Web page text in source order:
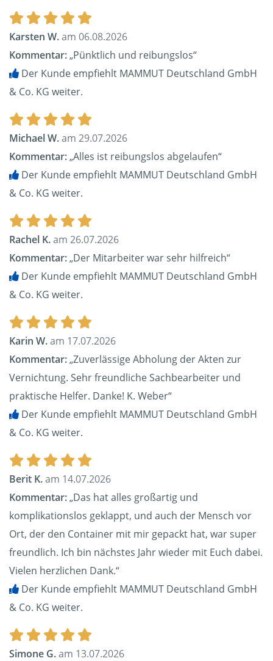
Karsten W.am 06.08.2026
Kommentar:„Pünktlich und reibungslos“
Der Kunde empfiehlt MAMMUT Deutschland GmbH
& Co. KG weiter.
Michael W.am 29.07.2026
Kommentar:„Alles ist reibungslos abgelaufen“
Der Kunde empfiehlt MAMMUT Deutschland GmbH
& Co. KG weiter.
Rachel K.am 26.07.2026
Kommentar:„Der Mitarbeiter war sehr hilfreich“
Der Kunde empfiehlt MAMMUT Deutschland GmbH
& Co. KG weiter.
Karin W.am 17.07.2026
Kommentar:„Zuverlässige Abholung der Akten zur
Vernichtung. Sehr freundliche Sachbearbeiter und
praktische Helfer. Danke! K. Weber“
Der Kunde empfiehlt MAMMUT Deutschland GmbH
& Co. KG weiter.
Berit K.am 14.07.2026
Kommentar:„Das hat alles großartig und
komplikationslos geklappt, und auch der Mensch vor
Ort, der den Container mit mir gepackt hat, war super
freundlich. Ich bin nächstes Jahr wieder mit Euch dabei.
Vielen herzlichen Dank.“
Der Kunde empfiehlt MAMMUT Deutschland GmbH
& Co. KG weiter.
Simone G.am 13.07.2026